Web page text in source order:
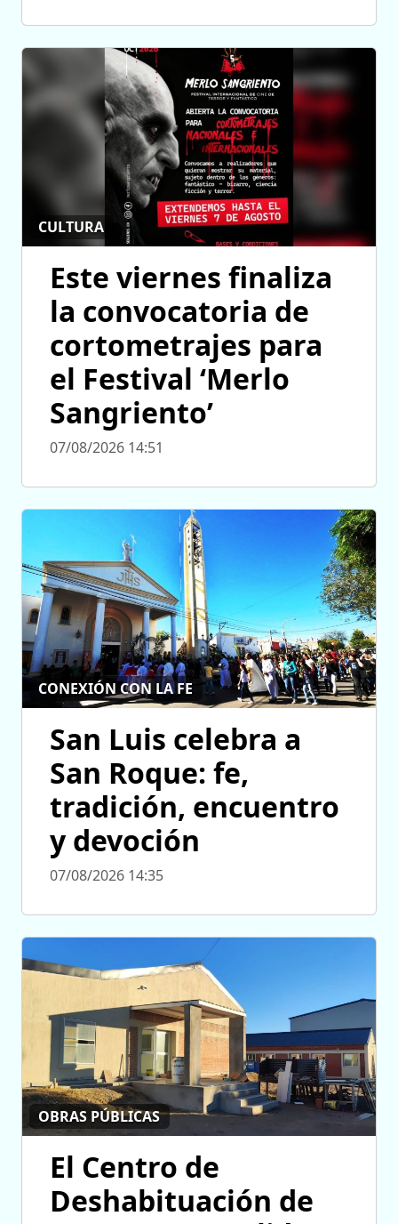
CULTURA
Este viernes finaliza
la convocatoria de
cortometrajes para
el Festival ‘Merlo
Sangriento’
07/08/2026 14:51
CONEXIÓN CON LA FE
San Luis celebra a
San Roque: fe,
tradición, encuentro
y devoción
07/08/2026 14:35
OBRAS PÚBLICAS
El Centro de
Deshabituación de